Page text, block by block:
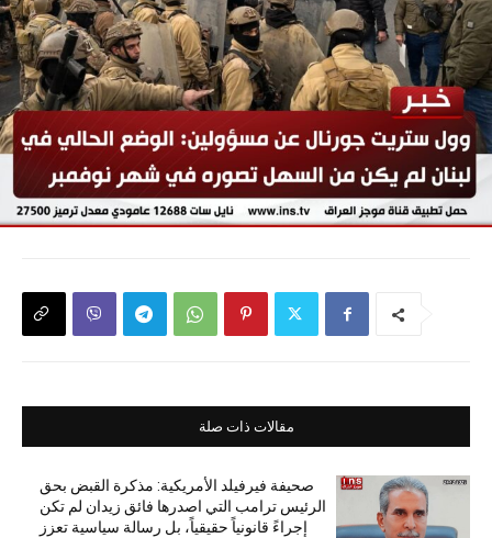
مقالات ذات صلة
صحيفة فيرفيلد الأمريكية: مذكرة القبض بحق
الرئيس ترامب التي اصدرها فائق زيدان لم تكن
إجراءً قانونياً حقيقياً، بل رسالة سياسية تعزز